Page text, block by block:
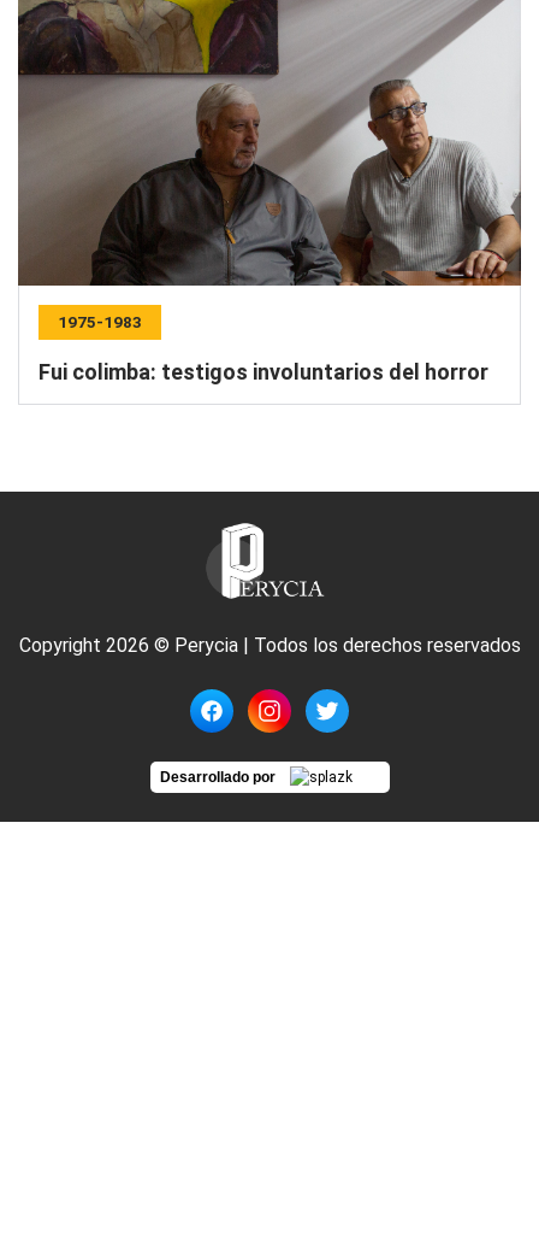
1975-1983
Fui colimba: testigos involuntarios del horror
Copyright 2026 © Perycia | Todos los derechos reservados
Desarrollado por